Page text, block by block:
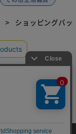
ショッピングバ